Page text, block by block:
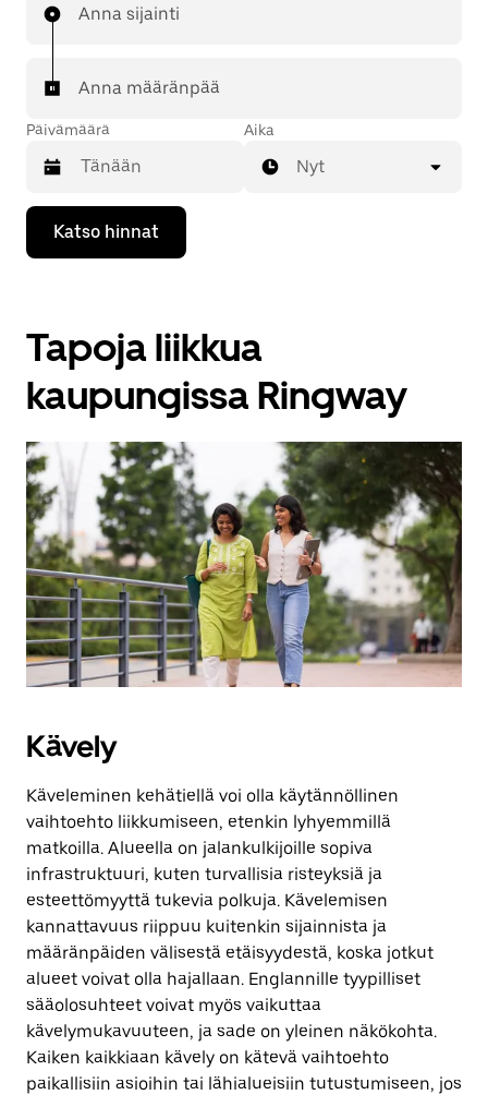
Anna sijainti
Anna määränpää
Päivämäärä
Valitse
päivämäärä
kalenterissa
Sulje
kalenteri
painikkeella.
Aika
Nyt
Katso hinnat
Tapoja liikkua
kaupungissa Ringway
Kävely
Käveleminen kehätiellä voi olla käytännöllinen
vaihtoehto liikkumiseen, etenkin lyhyemmillä
matkoilla. Alueella on jalankulkijoille sopiva
infrastruktuuri, kuten turvallisia risteyksiä ja
esteettömyyttä tukevia polkuja. Kävelemisen
kannattavuus riippuu kuitenkin sijainnista ja
määränpäiden välisestä etäisyydestä, koska jotkut
alueet voivat olla hajallaan. Englannille tyypilliset
sääolosuhteet voivat myös vaikuttaa
kävelymukavuuteen, ja sade on yleinen näkökohta.
Kaiken kaikkiaan kävely on kätevä vaihtoehto
paikallisiin asioihin tai lähialueisiin tutustumiseen, jos